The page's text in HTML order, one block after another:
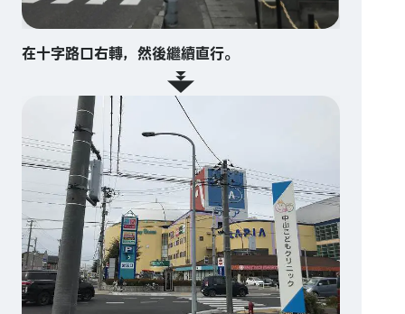
在十字路口右轉，然後繼續直行。